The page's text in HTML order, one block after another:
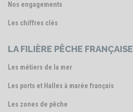
Nos engagements
Les chiffres clés
LA FILIÈRE PÊCHE FRANÇAISE
Les métiers de la mer
Les ports et Halles à marée français
Les zones de pêche